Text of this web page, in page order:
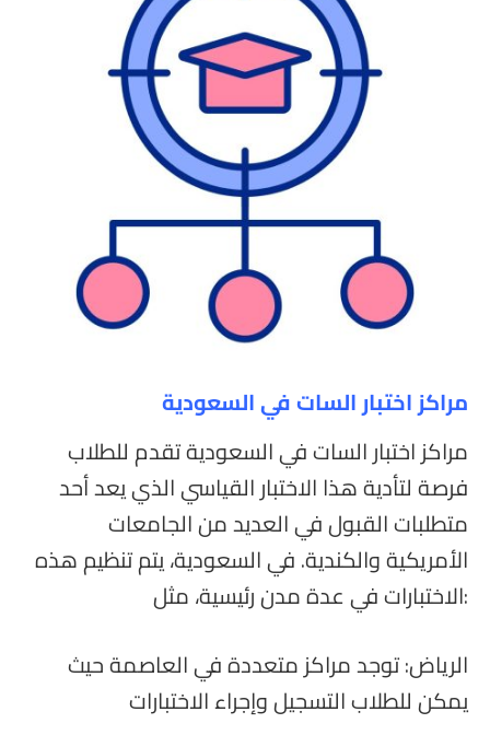
مراكز اختبار السات في السعودية
مراكز اختبار السات في السعودية تقدم للطلاب
فرصة لتأدية هذا الاختبار القياسي الذي يعد أحد
متطلبات القبول في العديد من الجامعات
الأمريكية والكندية. في السعودية، يتم تنظيم هذه
الاختبارات في عدة مدن رئيسية، مثل:
الرياض: توجد مراكز متعددة في العاصمة حيث
يمكن للطلاب التسجيل وإجراء الاختبارات